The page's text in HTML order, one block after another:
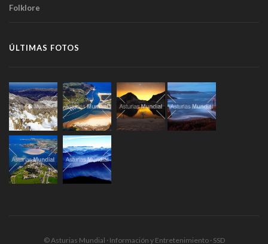
Folklore
ÚLTIMAS FOTOS
© Asturias Mundial · Información y Entretenimiento · SSD